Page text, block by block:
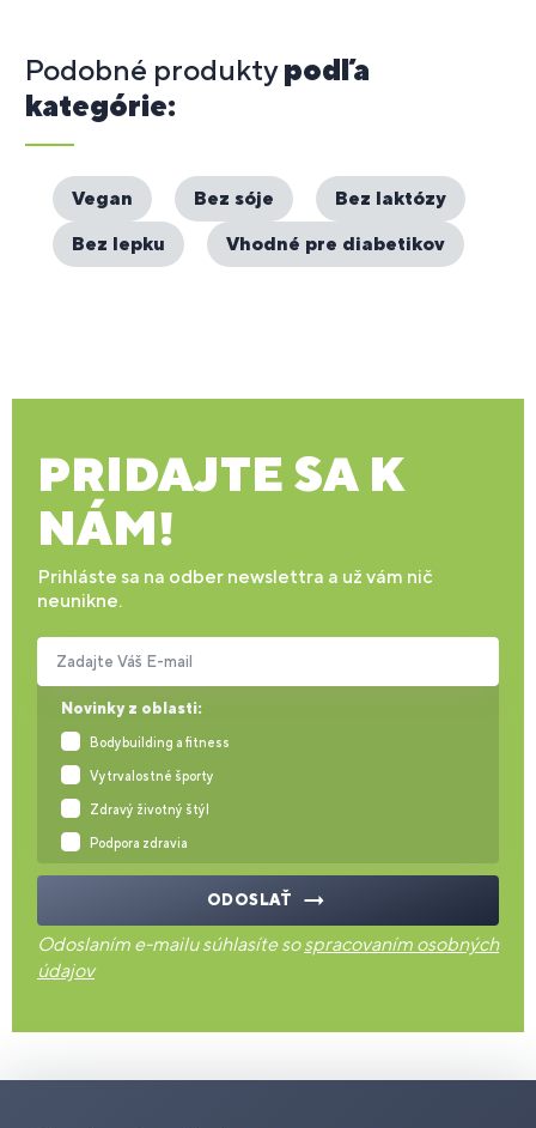
Podobné produktypodľa
kategórie:
Vegan Bez sóje
Bez laktózy
Bez lepku
Vhodné pre diabetikov
PRIDAJTE SA K
NÁM!
Prihláste sa na odber newslettra a už vám nič
neunikne.
Novinky z oblasti:
Bodybuilding a fitness
Vytrvalostné športy
Zdravý životný štýl
Podpora zdravia
Zadajte Váš E-mail
ODOSLAŤ
Odoslaním e-mailu súhlasíte sospracovaním osobných
údajov